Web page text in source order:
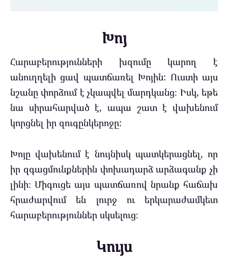
Խոյ
Հարաբերությունների խզումը կարող է
անուղղելի ցավ պատճառել Խոյին: Ուստի այս
նշանը փորձում է չկապվել մարդկանց։ Իսկ, եթե
նա սիրահարված է, ապա շատ է վախենում
կորցնել իր զուգընկերոջը:
Խոյը վախենում է նույնիսկ պատկերացնել, որ
իր զգացմունքներին փոխադարձ արձագանք չի
լինի։ Միգուցե այս պատճառով նրանք հաճախ
հրաժարվում են լուրջ ու երկարաժամկետ
հարաբերություններ սկսելուց։
Կույս